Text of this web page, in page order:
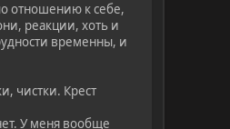
отношению к себе,
реакции, хоть и
временны, и
чистки. Крест
У меня вообще